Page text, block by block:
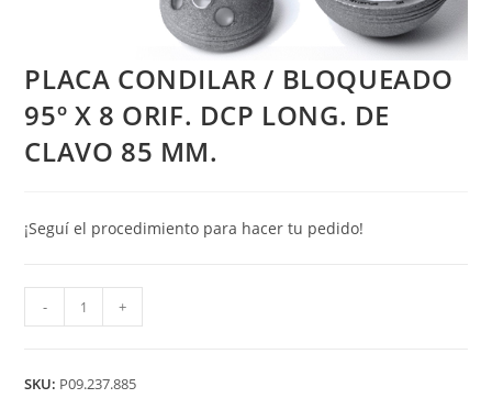
PLACA CONDILAR / BLOQUEADO
95º X 8 ORIF. DCP LONG. DE
CLAVO 85 MM.
¡Seguí el procedimiento para hacer tu pedido!
CONDILAR
BLOQUEADO
- +
SKU: P09.237.885